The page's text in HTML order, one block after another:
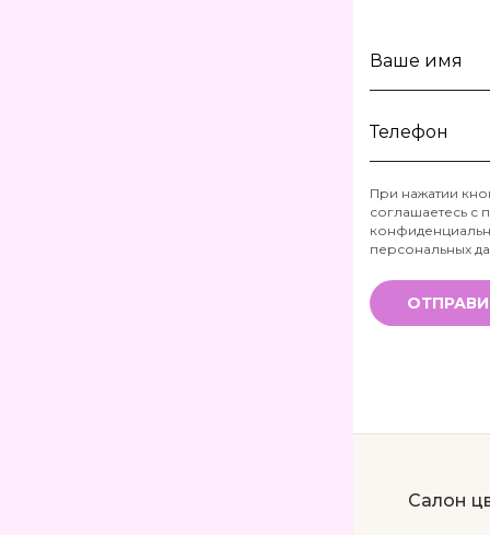
Ваше
Телефон
*
При нажатии
соглашаетесь с
персональных
Салон